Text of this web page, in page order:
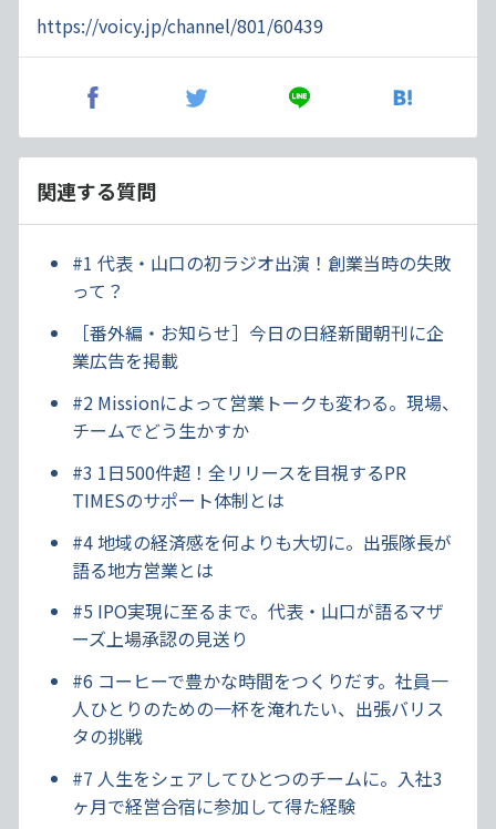
https://voicy.jp/channel/801/60439
関連する質問
#1 代表・山口の初ラジオ出演！創業当時の失敗
って？
［番外編・お知らせ］今日の日経新聞朝刊に企
業広告を掲載
#2 Missionによって営業トークも変わる。現場、
チームでどう生かすか
#3 1日500件超！全リリースを目視するPR
TIMESのサポート体制とは
#4 地域の経済感を何よりも大切に。出張隊長が
語る地方営業とは
#5 IPO実現に至るまで。代表・山口が語るマザ
ーズ上場承認の見送り
#6 コーヒーで豊かな時間をつくりだす。社員一
人ひとりのための一杯を淹れたい、出張バリス
タの挑戦
#7 人生をシェアしてひとつのチームに。入社3
ヶ月で経営合宿に参加して得た経験